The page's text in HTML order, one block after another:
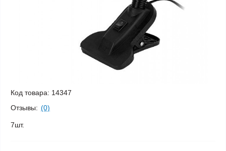
Код товара: 14347
Отзывы: (0)
7шт.